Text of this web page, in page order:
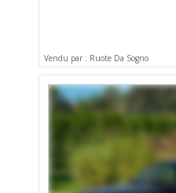
Vendu par : Ruote Da Sogno